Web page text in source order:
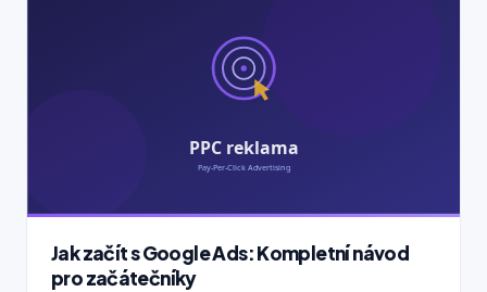
Jak začít s Google Ads: Kompletní návod
pro začátečníky